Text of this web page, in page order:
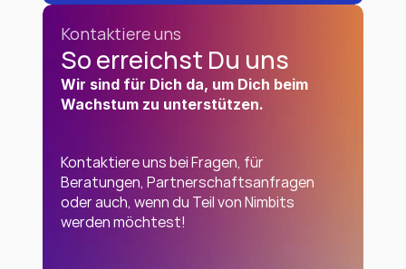
Kontaktiere uns
So erreichst Du uns
Wir sind für Dich da, um Dich beim
Wachstum zu unterstützen.
Kontaktiere uns bei Fragen, für
Beratungen, Partnerschaftsanfragen
oder auch, wenn du Teil von Nimbits
werden möchtest!